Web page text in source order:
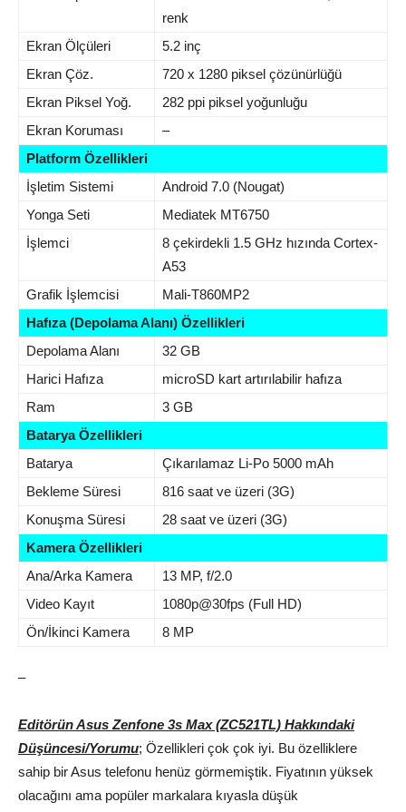
renk
Ekran Ölçüleri
5.2 inç
Ekran Çöz.
720 x 1280 piksel çözünürlüğü
Ekran Piksel Yoğ.
282 ppi piksel yoğunluğu
Ekran Koruması
–
Platform Özellikleri
İşletim Sistemi
Android 7.0 (Nougat)
Yonga Seti
Mediatek MT6750
İşlemci
8 çekirdekli 1.5 GHz hızında Cortex-
A53
Grafik İşlemcisi
Mali-T860MP2
Hafıza (Depolama Alanı) Özellikleri
Depolama Alanı
32 GB
Harici Hafıza
microSD kart artırılabilir hafıza
Ram
3 GB
Batarya Özellikleri
Batarya
Çıkarılamaz Li-Po 5000 mAh
Bekleme Süresi
816 saat ve üzeri (3G)
Konuşma Süresi
28 saat ve üzeri (3G)
Kamera Özellikleri
Ana/Arka Kamera
13 MP, f/2.0
Video Kayıt
1080p@30fps (Full HD)
Ön/İkinci Kamera
8 MP
–
Editörün Asus Zenfone 3s Max (ZC521TL) Hakkındaki
Düşüncesi/Yorumu; Özellikleri çok çok iyi. Bu özelliklere
sahip bir Asus telefonu henüz görmemiştik. Fiyatının yüksek
olacağını ama popüler markalara kıyasla düşük